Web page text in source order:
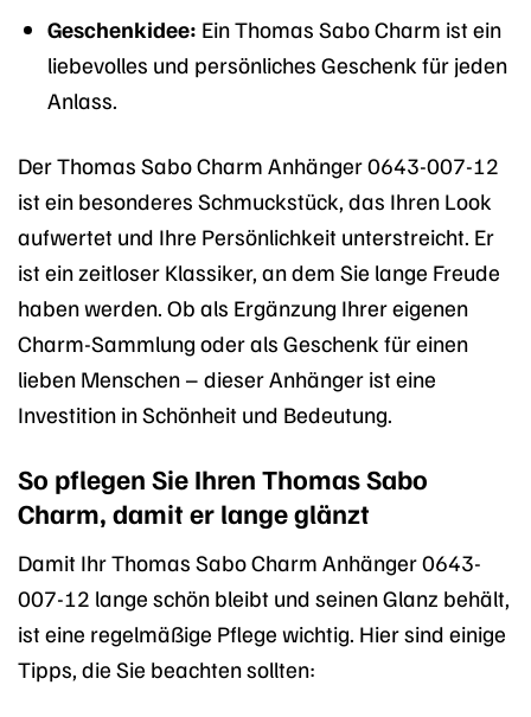
Geschenkidee: Ein Thomas Sabo Charm ist ein
liebevolles und persönliches Geschenk für jeden
Anlass.
Der Thomas Sabo Charm Anhänger 0643-007-12
ist ein besonderes Schmuckstück, das Ihren Look
aufwertet und Ihre Persönlichkeit unterstreicht. Er
ist ein zeitloser Klassiker, an dem Sie lange Freude
haben werden. Ob als Ergänzung Ihrer eigenen
Charm-Sammlung oder als Geschenk für einen
lieben Menschen – dieser Anhänger ist eine
Investition in Schönheit und Bedeutung.
So pflegen Sie Ihren Thomas Sabo
Charm, damit er lange glänzt
Damit Ihr Thomas Sabo Charm Anhänger 0643-
007-12 lange schön bleibt und seinen Glanz behält,
ist eine regelmäßige Pflege wichtig. Hier sind einige
Tipps, die Sie beachten sollten: